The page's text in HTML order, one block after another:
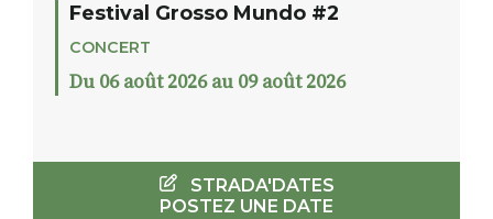
Festival Grosso Mundo #2
CONCERT
Du 06 août 2026 au 09 août 2026
STRADA'DATES
POSTEZ UNE DATE